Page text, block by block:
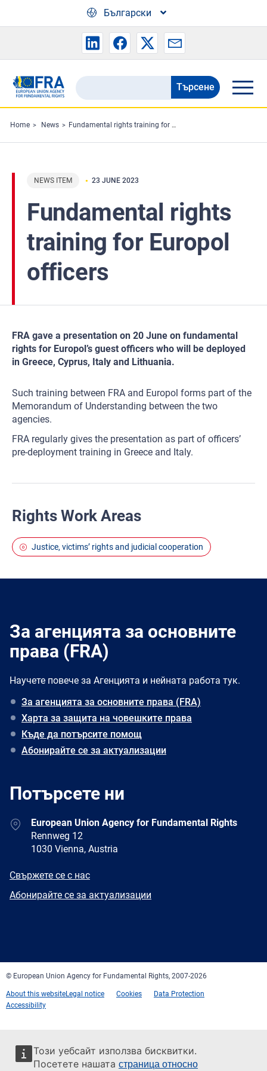
Този уебсайт използва бисквитки.
Посетете нашата страница относно
Български
Search
the
FRA
website
Търсене
Home News Fundamental rights training for Europol officers
NEWS ITEM 23 JUNE 2023
Fundamental rights
training for Europol
officers
FRA gave a presentation on 20 June on fundamental
rights for Europol’s guest officers who will be deployed
in Greece, Cyprus, Italy and Lithuania.
Such training between FRA and Europol forms part of the
Memorandum of Understanding between the two
agencies.
FRA regularly gives the presentation as part of officers’
pre-deployment training in Greece and Italy.
Rights Work Areas
Justice, victims’ rights and judicial cooperation
За агенцията за основните
права (FRA)
Научете повече за Агенцията и нейната работа тук.
За агенцията за основните права (FRA)
Харта за защита на човешките права
Къде да потърсите помощ
Абонирайте се за актуализации
Потърсете ни
AddressEuropean Union Agency for Fundamental Rights
Rennweg 12
1030 Vienna, Austria
E-
Свържете се с нас
Newsletter
Абонирайте се за актуализации
© European Union Agency for Fundamental Rights, 2007-2026
About this websiteLegal notice Cookies
Data Protection
Accessibility